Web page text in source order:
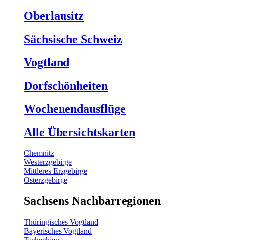
Oberlausitz
Sächsische Schweiz
Vogtland
Dorfschönheiten
Wochenendausflüge
Alle Übersichtskarten
Chemnitz
Westerzgebirge
Mittleres Erzgebirge
Osterzgebirge
Sachsens Nachbarregionen
Thüringisches Vogtland
Bayerisches Vogtland